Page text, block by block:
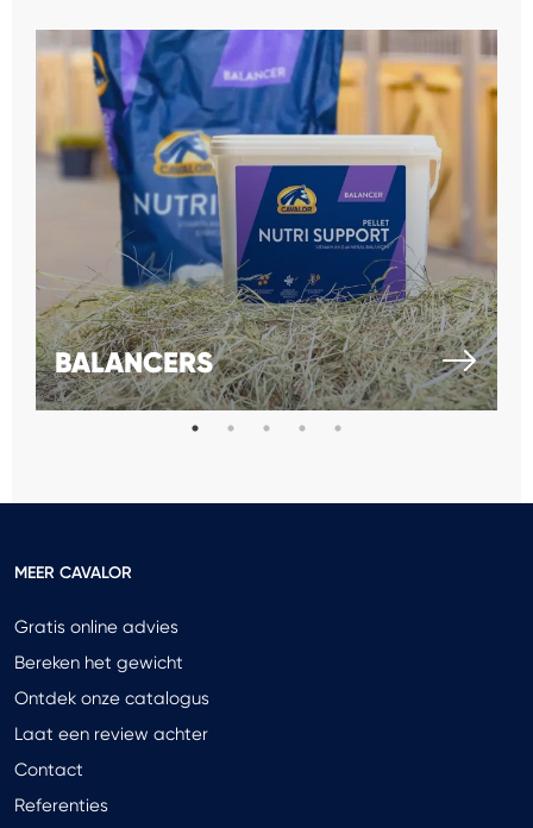
BALANCERS
MEER CAVALOR
Gratis online advies
Bereken het gewicht
Ontdek onze catalogus
Laat een review achter
Contact
Referenties